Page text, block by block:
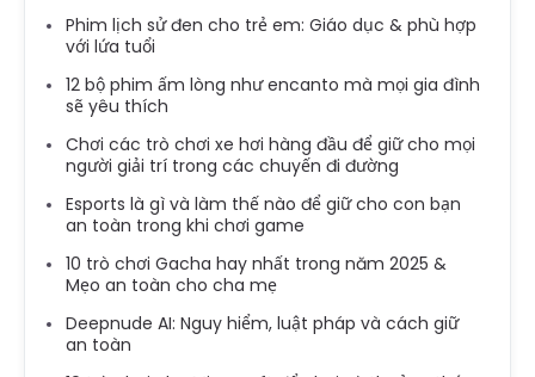
Phim lịch sử đen cho trẻ em: Giáo dục & phù hợp
với lứa tuổi
12 bộ phim ấm lòng như encanto mà mọi gia đình
sẽ yêu thích
Chơi các trò chơi xe hơi hàng đầu để giữ cho mọi
người giải trí trong các chuyến đi đường
Esports là gì và làm thế nào để giữ cho con bạn
an toàn trong khi chơi game
10 trò chơi Gacha hay nhất trong năm 2025 &
Mẹo an toàn cho cha mẹ
Deepnude AI: Nguy hiểm, luật pháp và cách giữ
an toàn